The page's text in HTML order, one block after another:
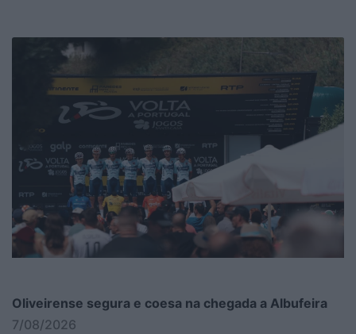
Oliveirense segura e coesa na chegada a Albufeira
7/08/2026